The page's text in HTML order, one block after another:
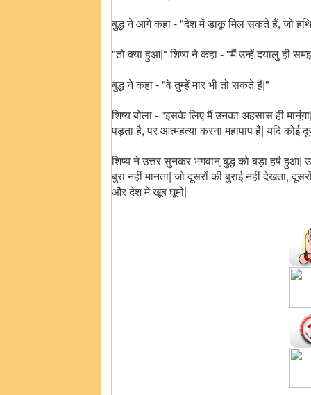
बुद्ध ने आगे कहा - "देश में डाकू मिल सकते हैं, जो
"तो क्या हुआ|" शिष्य ने कहा - "मैं उन्हें दयालु ही
बुद्ध ने कहा - "वे तुम्हें मार भी तो सकते हैं|"
शिष्य बोला - "इसके लिए मैं उनका अहसास ही
पड़ता है, पर आत्महत्या करना महापाप है| यदि कोई
शिष्य ने उत्तर सुनकर भगवान् बुद्ध को बड़ा हर्ष हुआ|
बुरा नहीं मानता| जो दूसरों की बुराई नहीं देखता,
और देश में खूब घूमो|